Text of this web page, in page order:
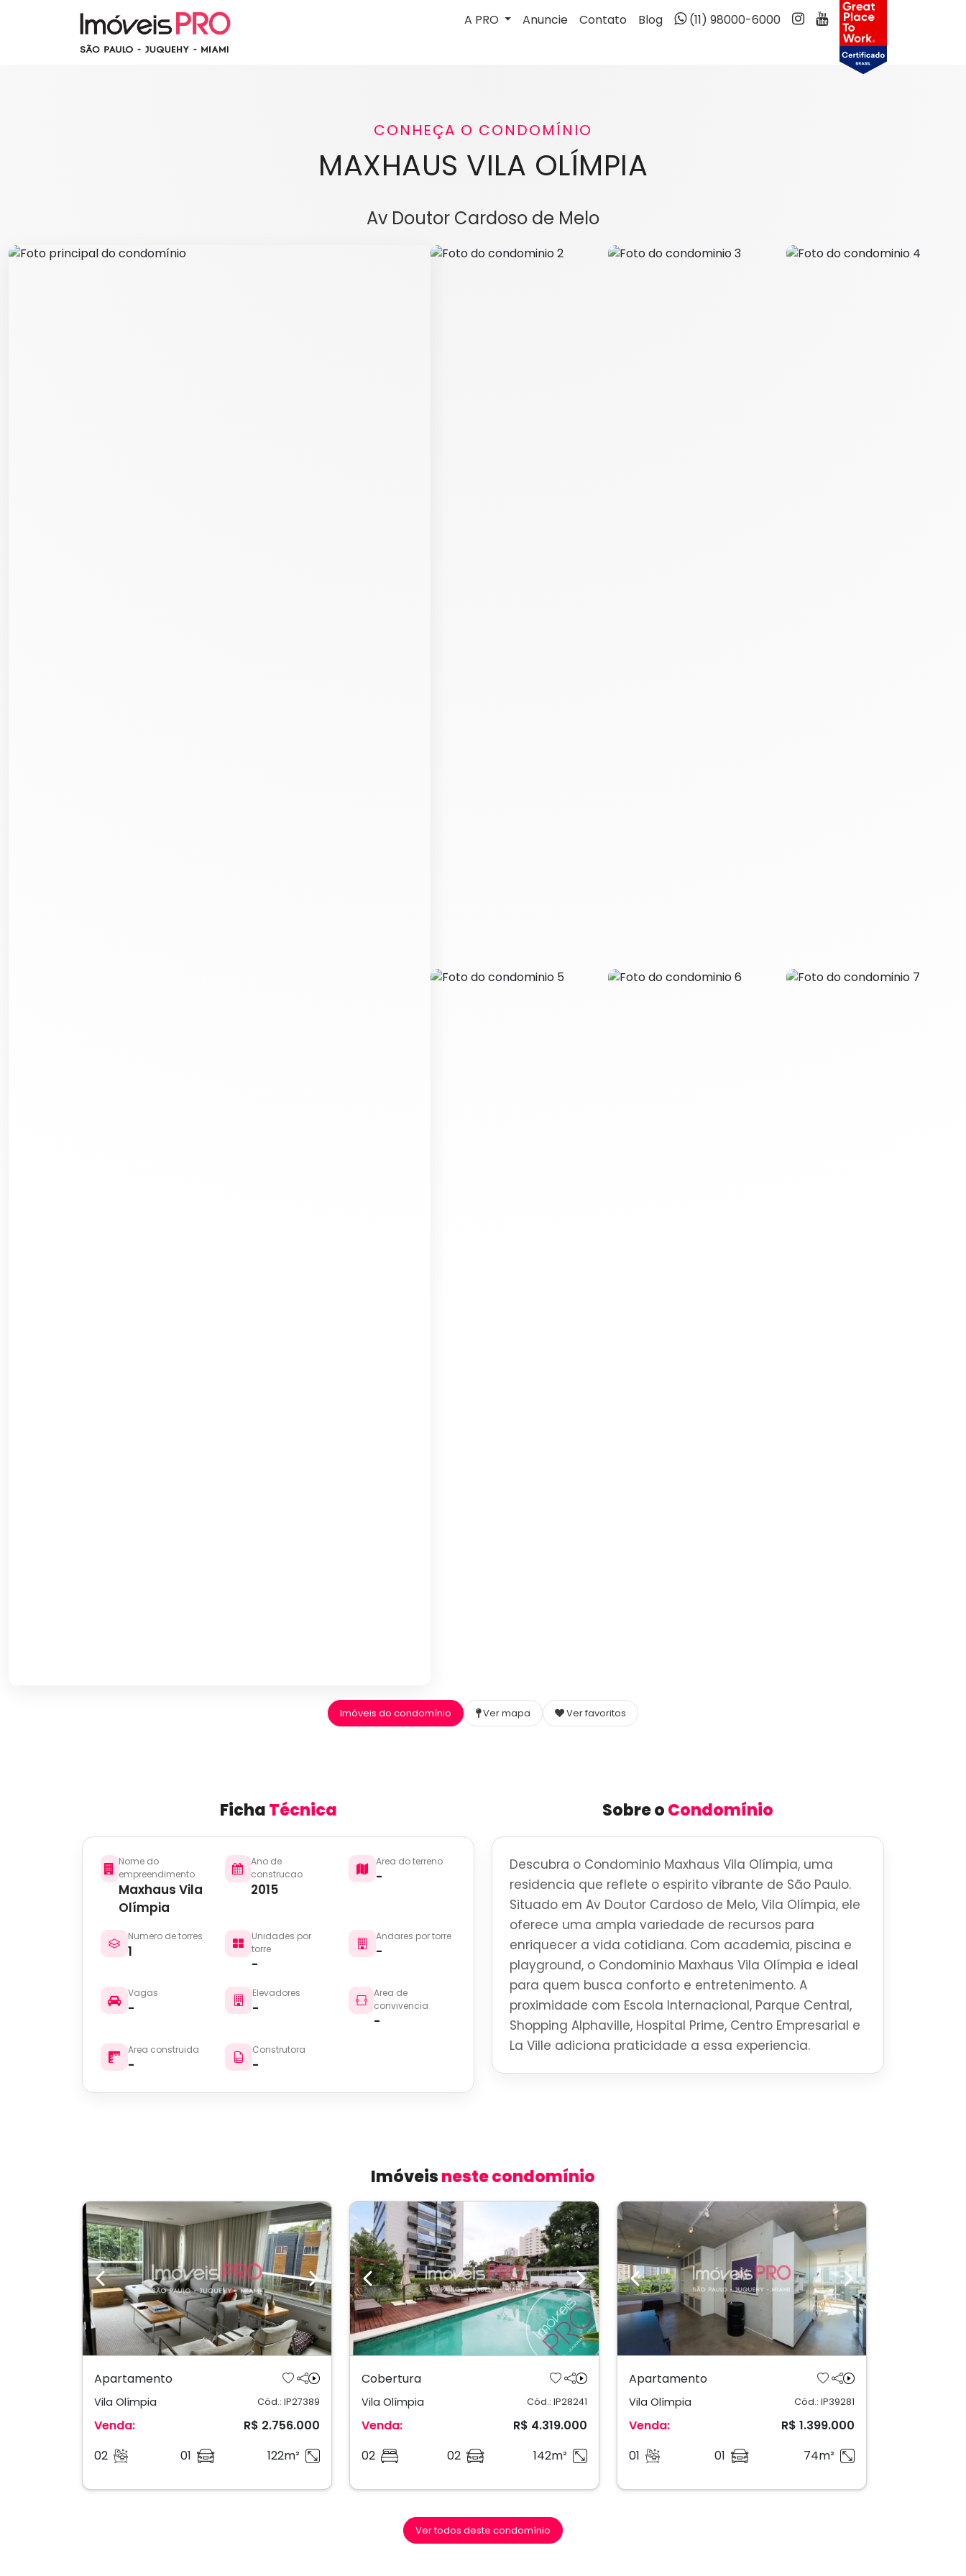
A PRO Anuncie Contato Blog (11) 98000-6000
CONHEÇA O CONDOMÍNIO
MAXHAUS VILA OLÍMPIA
Av Doutor Cardoso de Melo
Imóveis do condomínio Ver mapa Ver favoritos
FichaTécnica
Nome do
empreendimento
Maxhaus Vila
Olímpia
Ano de
construcao
2015
Area do terreno
-
Numero de torres
1
Unidades por
torre
-
Andares por torre
-
Vagas
-
Elevadores
-
Area de
convivencia
-
Area construida
-
Construtora
-
Sobre oCondomínio
Descubra o Condominio Maxhaus Vila Olímpia, uma
residencia que reflete o espirito vibrante de São Paulo.
Situado em Av Doutor Cardoso de Melo, Vila Olímpia, ele
oferece uma ampla variedade de recursos para
enriquecer a vida cotidiana. Com academia, piscina e
playground, o Condominio Maxhaus Vila Olímpia e ideal
para quem busca conforto e entretenimento. A
proximidade com Escola Internacional, Parque Central,
Shopping Alphaville, Hospital Prime, Centro Empresarial e
La Ville adiciona praticidade a essa experiencia.
Imóveisneste condomínio
Previous Next
Apartamento
Vila Olímpia Cód.: IP27389
Venda:
R$ 2.756.000
02
01 122m²
Previous Next
Cobertura
Vila Olímpia Cód.: IP28241
Venda:
R$ 4.319.000
02
02 142m²
Previous Next
Apartamento
Vila Olímpia Cód.: IP39281
Venda:
R$ 1.399.000
01
01 74m²
Ver todos deste condomínio